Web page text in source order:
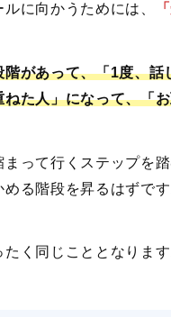
に向かうためには、
階があって、「1度、
ねた人」になって、「
まって行くステップを
る階段を昇るはずです
く同じこととなります